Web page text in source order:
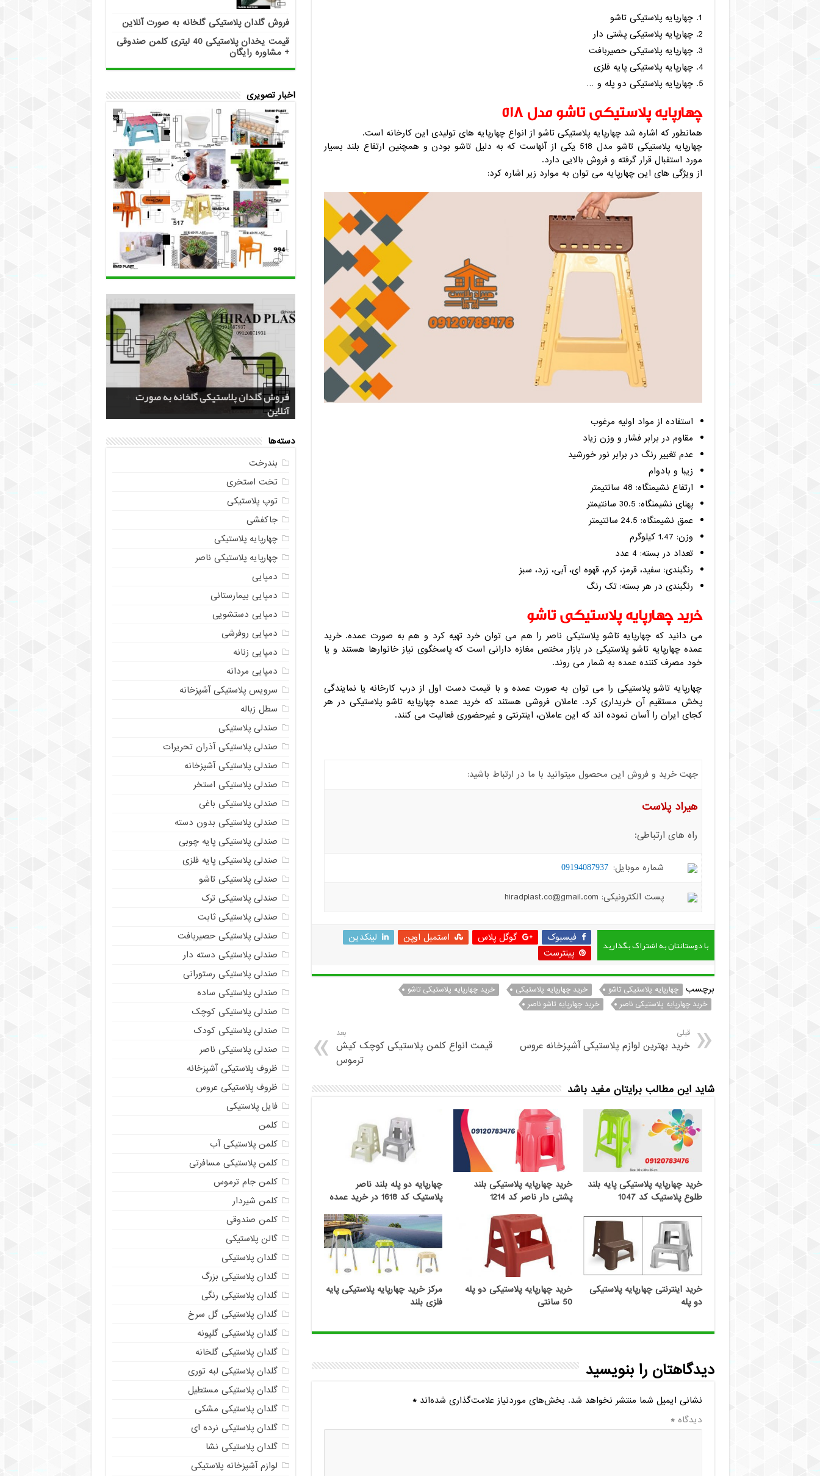
چهارپایه پلاستیکی تاشو
چهارپایه پلاستیکی پشتی دار
چهارپایه پلاستیکی حصیربافت
چهارپایه پلاستیکی پایه فلزی
چهارپایه پلاستیکی دو پله و …
چهارپایه پلاستیکی تاشو مدل 518
همانطور که اشاره شد چهارپایه پلاستیکی تاشو از انواع چهارپایه های تولیدی این کارخانه است.
چهارپایه پلاستیکی تاشو مدل 518 یکی از آنهاست که به دلیل تاشو بودن و همچنین ارتفاع بلند بسیار
مورد استقبال قرار گرفته و فروش بالایی دارد.
از ویژگی های این چهارپایه می توان به موارد زیر اشاره کرد:
استفاده از مواد اولیه مرغوب
مقاوم در برابر فشار و وزن زیاد
عدم تغییر رنگ در برابر نور خورشید
زیبا و بادوام
ارتفاع نشیمنگاه: 48 سانتیمتر
پهنای نشیمنگاه: 30.5 سانتیمتر
عمق نشیمنگاه: 24.5 سانتیمتر
وزن: 1.47 کیلوگرم
تعداد در بسته: 4 عدد
رنگبندی: سفید، قرمز، کرم، قهوه ای، آبی، زرد، سبز
رنگبندی در هر بسته: تک رنگ
خرید چهارپایه پلاستیکی تاشو
می دانید که چهارپایه تاشو پلاستیکی ناصر را هم می توان خرد تهیه کرد و هم به صورت عمده. خرید
عمده چهارپایه تاشو پلاستیکی در بازار مختص مغازه دارانی است که پاسخگوی نیاز خانوارها هستند و یا
خود مصرف کننده عمده به شمار می روند.
چهارپایه تاشو پلاستیکی را می توان به صورت عمده و با قیمت دست اول از درب کارخانه یا نمایندگی
پخش مستقیم آن خریداری کرد. عاملان فروشی هستند که خرید عمده چهارپایه تاشو پلاستیکی در هر
کجای ایران را آسان نموده اند که این عاملان، اینترنتی و غیرحضوری فعالیت می کنند.
جهت خرید و فروش این محصول میتوانید با ما در ارتباط باشید:
هیراد پلاست
راه های ارتباطی:
شماره موبایل: 09194087937
پست الکترونیکی: hiradplast.co@gmail.com
با دوستانتان به اشتراک بگذارید فیسبوک گوگل پلاس استمبل اوپن
لینکدین
پینترست
برچسب چهارپایه پلاستیکی تاشو خرید چهارپایه پلاستیکی
خرید چهارپایه پلاستیکی تاشو
خرید چهارپایه پلاستیکی ناصر
خرید چهارپایه تاشو ناصر
قبلی
خرید بهترین لوازم پلاستیکی آشپزخانه عروس
بعد
قیمت انواع کلمن پلاستیکی کوچک کیش
ترموس
شاید این مطالب برایتان مفید باشد
خرید چهارپایه پلاستیکی پایه بلند
طلوع پلاستیک کد 1047
خرید چهارپایه پلاستیکی بلند
پشتی دار ناصر کد 1214
چهارپایه دو پله بلند ناصر
پلاستیک کد 1618 در خرید عمده
خرید اینترنتی چهارپایه پلاستیکی
دو پله
خرید چهارپایه پلاستیکی دو پله
50 سانتی
مرکز خرید چهارپایه پلاستیکی پایه
فلزی بلند
دیدگاهتان را بنویسید
نشانی ایمیل شما منتشر نخواهد شد. بخش‌های موردنیاز علامت‌گذاری شده‌اند*
دیدگاه*
فروش گلدان پلاستیکی گلخانه به صورت آنلاین
قیمت یخدان پلاستیکی 40 لیتری کلمن صندوقی
+ مشاوره رایگان
اخبار تصویری
خرید سرویس جهیزیه پلاستیکی هوم کت +
عکس و مشخصات
فروش گلدان پلاستیکی گلخانه به صورت
آنلاین
قیمت یخدان پلاستیکی 40 لیتری کلمن
صندوقی + مشاوره رایگان
سایت پلاسکو حراجی (Price List) + پاسخ به
سوالات متداول
بازار عمده فروشی فایل کشویی ناصر پلاستیک
+ جدیدترین مدل
دسته‌ها
بندرخت
تخت استخری
توپ پلاستیکی
جاکفشی
چهارپایه پلاستیکی
چهارپایه پلاستیکی ناصر
دمپایی
دمپایی بیمارستانی
دمپایی دستشویی
دمپایی روفرشی
دمپایی زنانه
دمپایی مردانه
سرویس پلاستیکی آشپزخانه
سطل زباله
صندلی پلاستیکی
صندلی پلاستیکی آذران تحریرات
صندلی پلاستیکی آشپزخانه
صندلی پلاستیکی استخر
صندلی پلاستیکی باغی
صندلی پلاستیکی بدون دسته
صندلی پلاستیکی پایه چوبی
صندلی پلاستیکی پایه فلزی
صندلی پلاستیکی تاشو
صندلی پلاستیکی ترک
صندلی پلاستیکی ثابت
صندلی پلاستیکی حصیربافت
صندلی پلاستیکی دسته دار
صندلی پلاستیکی رستورانی
صندلی پلاستیکی ساده
صندلی پلاستیکی کوچک
صندلی پلاستیکی کودک
صندلی پلاستیکی ناصر
ظروف پلاستیکی آشپزخانه
ظروف پلاستیکی عروس
فایل پلاستیکی
کلمن
کلمن پلاستیکی آب
کلمن پلاستیکی مسافرتی
کلمن جام ترموس
کلمن شیردار
کلمن صندوقی
گالن پلاستیکی
گلدان پلاستیکی
گلدان پلاستیکی بزرگ
گلدان پلاستیکی رنگی
گلدان پلاستیکی گل سرخ
گلدان پلاستیکی گلپونه
گلدان پلاستیکی گلخانه
گلدان پلاستیکی لبه توری
گلدان پلاستیکی مستطیل
گلدان پلاستیکی مشکی
گلدان پلاستیکی نرده ای
گلدان پلاستیکی نشا
لوازم آشپزخانه پلاستیکی